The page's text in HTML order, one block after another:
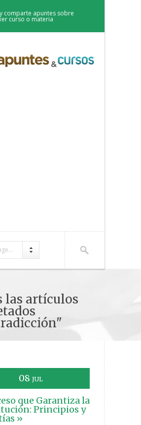
comparte apuntes sobre
curso o materia
las artículos
08 JUL
que Garantiza la
Principios y
»